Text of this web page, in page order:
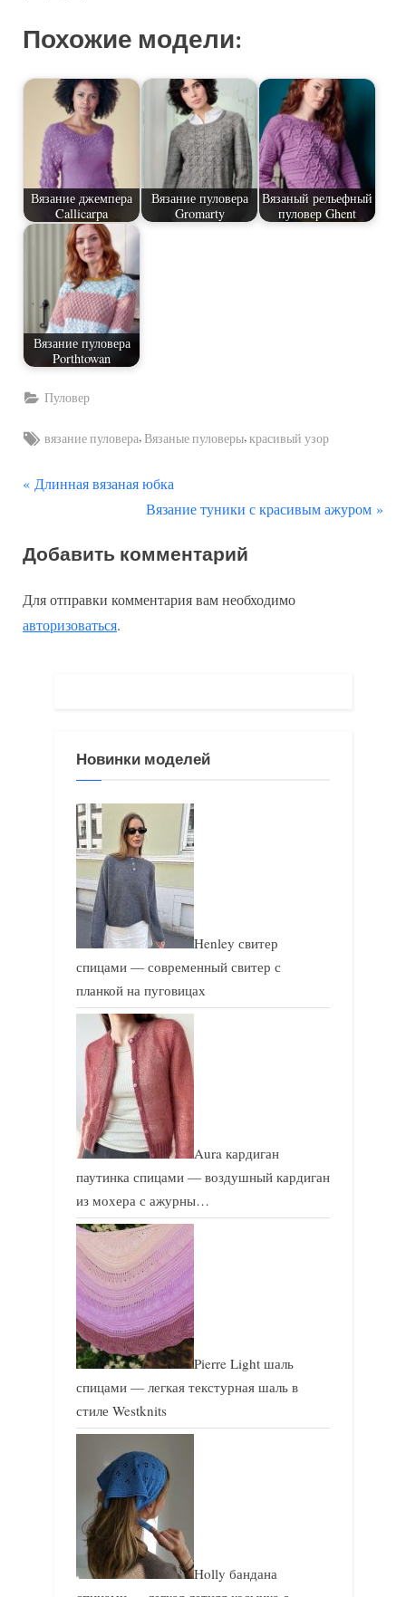
Похожие модели:
Вязание джемпера
Callicarpa
Вязание пуловера
Gromarty
Вязаный рельефный
пуловер Ghent
Вязание пуловера
Porthtowan
Пуловер
Tags:
вязание пуловера,Вязаные пуловеры,красивый узор
Навигация
записям
П
д
д
у
Длинная вязаная юбка
С
е
у
а
с
ь
:
Вязание туники с красивым ажуром
Добавить комментарий
Для отправки комментария вам необходимо
авторизоваться.
Новинки моделей
Henley свитер
спицами — современный свитер с
планкой на пуговицах
Aura кардиган
паутинка спицами — воздушный кардиган
из мохера с ажурны…
Pierre Light шаль
спицами — легкая текстурная шаль в
стиле Westknits
Holly бандана